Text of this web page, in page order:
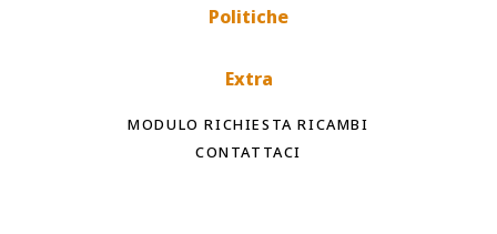
Politiche
Extra
MODULO RICHIESTA RICAMBI
CONTATTACI